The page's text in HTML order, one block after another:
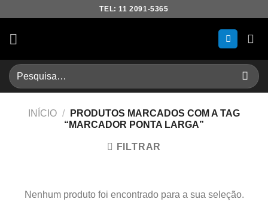
content
TEL: 11 2091-5365
Pesquisar
por:
INÍCIO /
PRODUTOS MARCADOS COM A TAG
“MARCADOR PONTA LARGA”
FILTRAR
Nenhum produto foi encontrado para a sua seleção.